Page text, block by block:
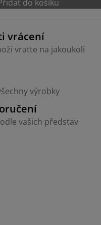
do košíku
vrácení
vraťte na jakoukoli
výrobky
vašich představ